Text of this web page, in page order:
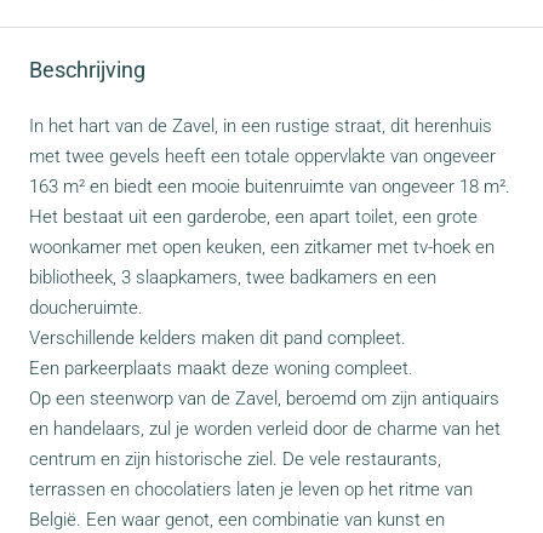
Beschrijving
In het hart van de Zavel, in een rustige straat, dit herenhuis
met twee gevels heeft een totale oppervlakte van ongeveer
163 m² en biedt een mooie buitenruimte van ongeveer 18 m².
Het bestaat uit een garderobe, een apart toilet, een grote
woonkamer met open keuken, een zitkamer met tv-hoek en
bibliotheek, 3 slaapkamers, twee badkamers en een
doucheruimte.
Verschillende kelders maken dit pand compleet.
Een parkeerplaats maakt deze woning compleet.
Op een steenworp van de Zavel, beroemd om zijn antiquairs
en handelaars, zul je worden verleid door de charme van het
centrum en zijn historische ziel. De vele restaurants,
terrassen en chocolatiers laten je leven op het ritme van
België. Een waar genot, een combinatie van kunst en